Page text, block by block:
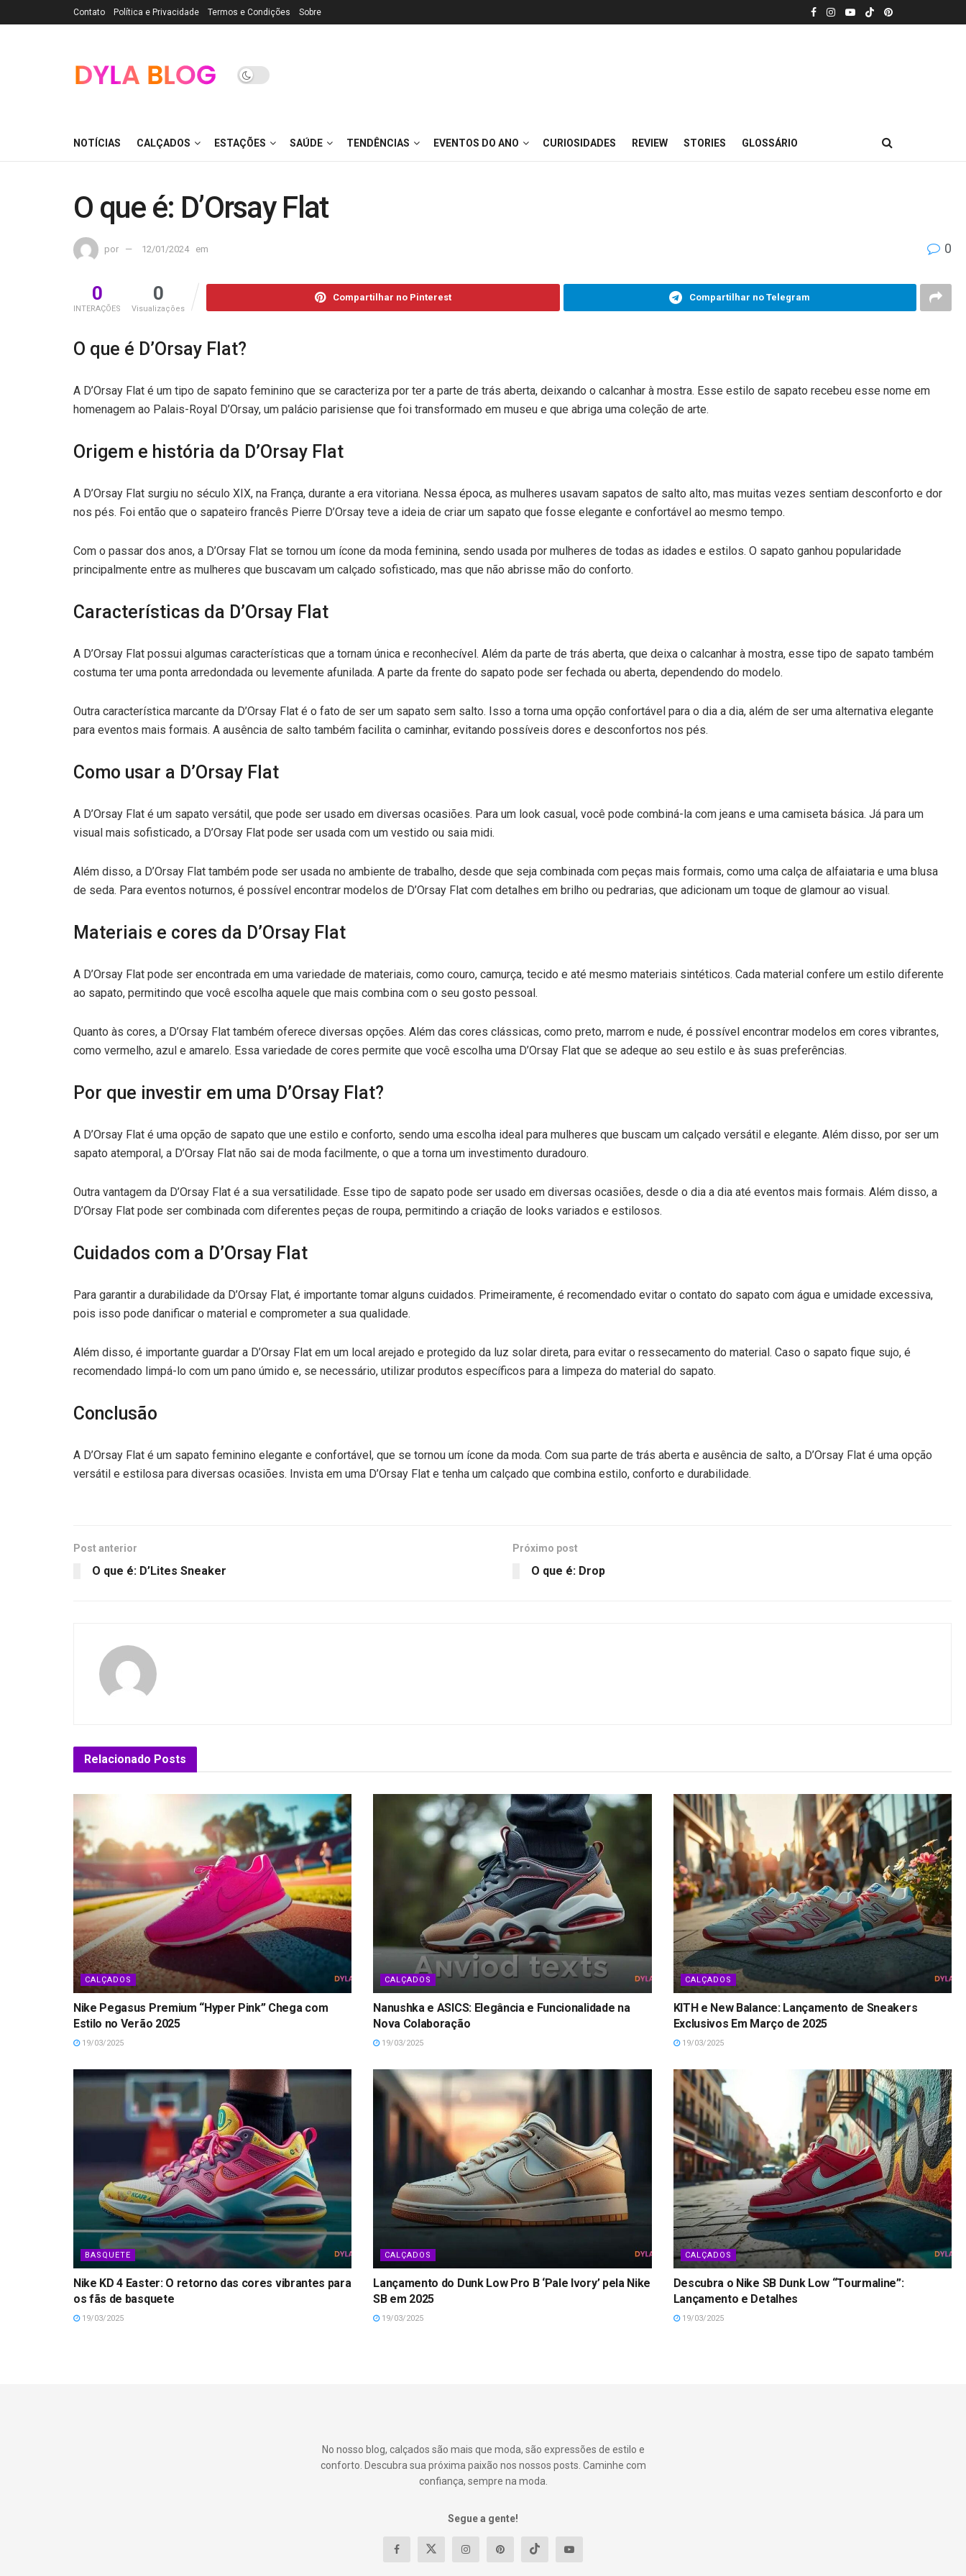
Contato Política e Privacidade Termos e Condições Sobre
NOTÍCIAS CALÇADOS ESTAÇÕES SAÚDE TENDÊNCIAS EVENTOS DO ANO CURIOSIDADES REVIEW STORIES GLOSSÁRIO
O que é: D’Orsay Flat
por 12/01/2024 em 0
0
INTERAÇÕES
0
Visualizações
Compartilhar no Pinterest Compartilhar no Telegram
O que é D’Orsay Flat?
A D’Orsay Flat é um tipo de sapato feminino que se caracteriza por ter a parte de trás aberta, deixando o calcanhar à mostra. Esse estilo de sapato recebeu esse nome em
homenagem ao Palais-Royal D’Orsay, um palácio parisiense que foi transformado em museu e que abriga uma coleção de arte.
Origem e história da D’Orsay Flat
A D’Orsay Flat surgiu no século XIX, na França, durante a era vitoriana. Nessa época, as mulheres usavam sapatos de salto alto, mas muitas vezes sentiam desconforto e dor
nos pés. Foi então que o sapateiro francês Pierre D’Orsay teve a ideia de criar um sapato que fosse elegante e confortável ao mesmo tempo.
Com o passar dos anos, a D’Orsay Flat se tornou um ícone da moda feminina, sendo usada por mulheres de todas as idades e estilos. O sapato ganhou popularidade
principalmente entre as mulheres que buscavam um calçado sofisticado, mas que não abrisse mão do conforto.
Características da D’Orsay Flat
A D’Orsay Flat possui algumas características que a tornam única e reconhecível. Além da parte de trás aberta, que deixa o calcanhar à mostra, esse tipo de sapato também
costuma ter uma ponta arredondada ou levemente afunilada. A parte da frente do sapato pode ser fechada ou aberta, dependendo do modelo.
Outra característica marcante da D’Orsay Flat é o fato de ser um sapato sem salto. Isso a torna uma opção confortável para o dia a dia, além de ser uma alternativa elegante
para eventos mais formais. A ausência de salto também facilita o caminhar, evitando possíveis dores e desconfortos nos pés.
Como usar a D’Orsay Flat
A D’Orsay Flat é um sapato versátil, que pode ser usado em diversas ocasiões. Para um look casual, você pode combiná-la com jeans e uma camiseta básica. Já para um
visual mais sofisticado, a D’Orsay Flat pode ser usada com um vestido ou saia midi.
Além disso, a D’Orsay Flat também pode ser usada no ambiente de trabalho, desde que seja combinada com peças mais formais, como uma calça de alfaiataria e uma blusa
de seda. Para eventos noturnos, é possível encontrar modelos de D’Orsay Flat com detalhes em brilho ou pedrarias, que adicionam um toque de glamour ao visual.
Materiais e cores da D’Orsay Flat
A D’Orsay Flat pode ser encontrada em uma variedade de materiais, como couro, camurça, tecido e até mesmo materiais sintéticos. Cada material confere um estilo diferente
ao sapato, permitindo que você escolha aquele que mais combina com o seu gosto pessoal.
Quanto às cores, a D’Orsay Flat também oferece diversas opções. Além das cores clássicas, como preto, marrom e nude, é possível encontrar modelos em cores vibrantes,
como vermelho, azul e amarelo. Essa variedade de cores permite que você escolha uma D’Orsay Flat que se adeque ao seu estilo e às suas preferências.
Por que investir em uma D’Orsay Flat?
A D’Orsay Flat é uma opção de sapato que une estilo e conforto, sendo uma escolha ideal para mulheres que buscam um calçado versátil e elegante. Além disso, por ser um
sapato atemporal, a D’Orsay Flat não sai de moda facilmente, o que a torna um investimento duradouro.
Outra vantagem da D’Orsay Flat é a sua versatilidade. Esse tipo de sapato pode ser usado em diversas ocasiões, desde o dia a dia até eventos mais formais. Além disso, a
D’Orsay Flat pode ser combinada com diferentes peças de roupa, permitindo a criação de looks variados e estilosos.
Cuidados com a D’Orsay Flat
Para garantir a durabilidade da D’Orsay Flat, é importante tomar alguns cuidados. Primeiramente, é recomendado evitar o contato do sapato com água e umidade excessiva,
pois isso pode danificar o material e comprometer a sua qualidade.
Além disso, é importante guardar a D’Orsay Flat em um local arejado e protegido da luz solar direta, para evitar o ressecamento do material. Caso o sapato fique sujo, é
recomendado limpá-lo com um pano úmido e, se necessário, utilizar produtos específicos para a limpeza do material do sapato.
Conclusão
A D’Orsay Flat é um sapato feminino elegante e confortável, que se tornou um ícone da moda. Com sua parte de trás aberta e ausência de salto, a D’Orsay Flat é uma opção
versátil e estilosa para diversas ocasiões. Invista em uma D’Orsay Flat e tenha um calçado que combina estilo, conforto e durabilidade.
Post anterior
O que é: D’Lites Sneaker
Próximo post
O que é: Drop
Relacionado Posts
CALÇADOS
Nike Pegasus Premium “Hyper Pink” Chega com
Estilo no Verão 2025
19/03/2025
CALÇADOS
Nanushka e ASICS: Elegância e Funcionalidade na
Nova Colaboração
19/03/2025
CALÇADOS
KITH e New Balance: Lançamento de Sneakers
Exclusivos Em Março de 2025
19/03/2025
BASQUETE
Nike KD 4 Easter: O retorno das cores vibrantes para
os fãs de basquete
19/03/2025
CALÇADOS
Lançamento do Dunk Low Pro B ‘Pale Ivory’ pela Nike
SB em 2025
19/03/2025
CALÇADOS
Descubra o Nike SB Dunk Low “Tourmaline”:
Lançamento e Detalhes
19/03/2025
No nosso blog, calçados são mais que moda, são expressões de estilo e
conforto. Descubra sua próxima paixão nos nossos posts. Caminhe com
confiança, sempre na moda.
Segue a gente!